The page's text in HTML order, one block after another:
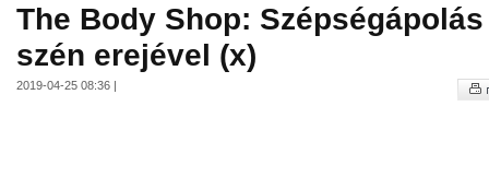
The Body Shop:
szén erejével (x)
2019-04-25 08:36 |